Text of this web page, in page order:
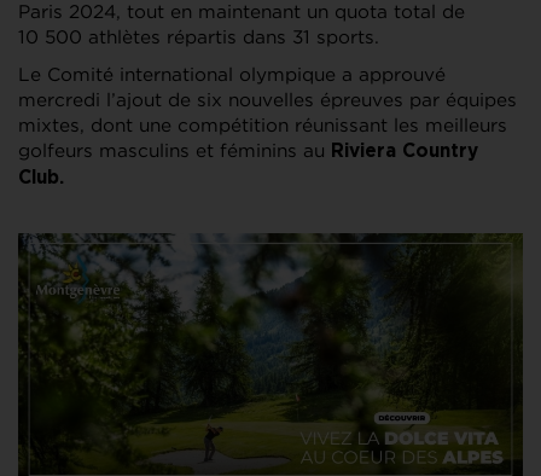
Paris 2024, tout en maintenant un quota total de
10 500 athlètes répartis dans 31 sports.
Le Comité international olympique a approuvé
mercredi l’ajout de six nouvelles épreuves par équipes
mixtes, dont une compétition réunissant les meilleurs
golfeurs masculins et féminins au Riviera Country
Club.